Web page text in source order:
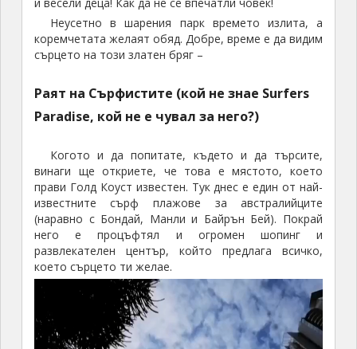
Неусетно в шарения парк времето излита, а
коремчетата желаят обяд. Добре, време е да видим
сърцето на този златен бряг –
Раят на Сърфистите (кой не знае Surfers
Paradise, кой не е чувал за него?)
Когото и да попитате, където и да търсите,
винаги ще откриете, че това е мястото, което
прави Голд Коуст известен. Тук днес е един от най-
известните сърф плажове за австралийците
(наравно с Бондай, Манли и Байрън Бей). Покрай
него е процъфтял и огромен шопинг и
развлекателен център, който предлага всичко,
което сърцето ти желае.